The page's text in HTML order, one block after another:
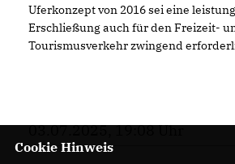
Uferkonzept von 2016 sei eine
Erschließung auch für den Freizeit-
Tourismusverkehr zwingend
03.07.2025, 19:08 Uhr
Cookie Hinweis